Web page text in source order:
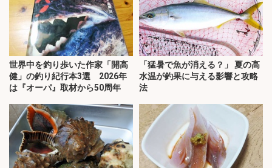
世界中を釣り歩いた作家「開高
健」の釣り紀行本3選 2026年
は『オーパ』取材から50周年
「猛暑で魚が消える？」 夏の高
水温が釣果に与える影響と攻略
法